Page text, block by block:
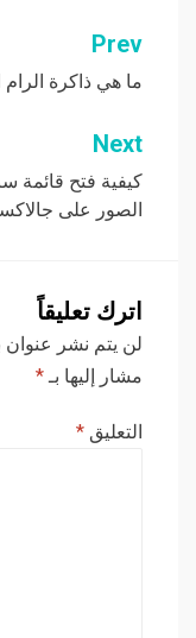
تصفّح
المقالات
Prev
ما هي ذاكرة الرام
Next
كيفية فتح قائمة
الصور على
اترك تعليقاً
لن يتم نشر عنوان
مشار إليها بـ*
التعليق *